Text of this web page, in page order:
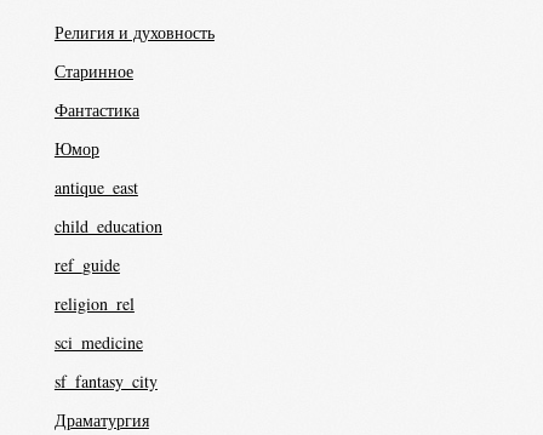
Религия и духовность
Старинное
Фантастика
Юмор
antique_east
child_education
ref_guide
religion_rel
sci_medicine
sf_fantasy_city
Драматургия